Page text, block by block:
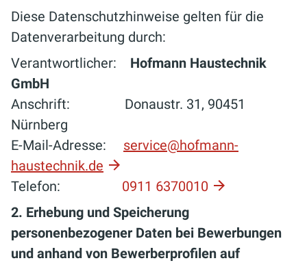
Diese Datenschutzhinweise gelten für die
Datenverarbeitung durch:
Verantwortlicher: Hofmann Haustechnik
GmbH
Anschrift: Donaustr. 31, 90451
Nürnberg
E-Mail-Adresse: service@hofmann-
haustechnik.de
Telefon: 0911 6370010
2. Erhebung und Speicherung
personenbezogener Daten bei Bewerbungen
und anhand von Bewerberprofilen auf